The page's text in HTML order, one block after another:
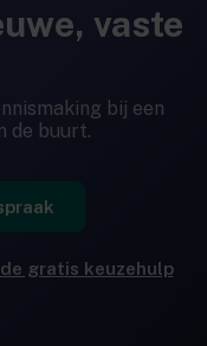
vaste
bij een
de buurt.
gratis keuzehulp